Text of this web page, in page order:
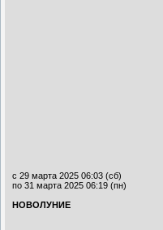
с 29 марта 2025 06:03 (сб)
по 31 марта 2025 06:19 (пн)
НОВОЛУНИЕ